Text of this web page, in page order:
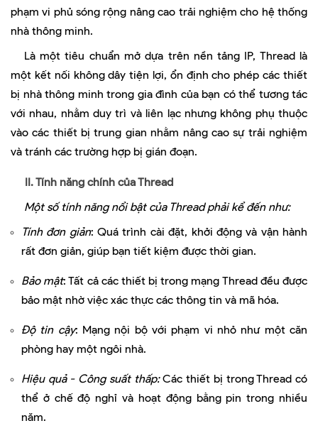
phạm vi phủ sóng rộng nâng cao trải nghiệm cho hệ thống
nhà thông minh.
Là một tiêu chuẩn mở dựa trên nền tảng IP, Thread là
một kết nối không dây tiện lợi, ổn định cho phép các thiết
bị nhà thông minh trong gia đình của bạn có thể tương tác
với nhau, nhằm duy trì và liên lạc nhưng không phụ thuộc
vào các thiết bị trung gian nhằm nâng cao sự trải nghiệm
và tránh các trường hợp bị gián đoạn.
II. Tính năng chính của Thread
Một số tính năng nổi bật của Thread phải kể đến như:
Tính đơn giản:Quá trình cài đặt, khởi động và vận hành
rất đơn giản, giúp bạn tiết kiệm được thời gian.
Bảo mật: Tất cả các thiết bị trong mạng Thread đều được
bảo mật nhờ việc xác thực các thông tin và mã hóa.
Độ tin cậy: Mạng nội bộ với phạm vi nhỏ như một căn
phòng hay một ngôi nhà.
Hiệu quả - Công suất thấp:Các thiết bị trong Thread có
thể ở chế độ nghỉ và hoạt động bằng pin trong nhiều
năm.